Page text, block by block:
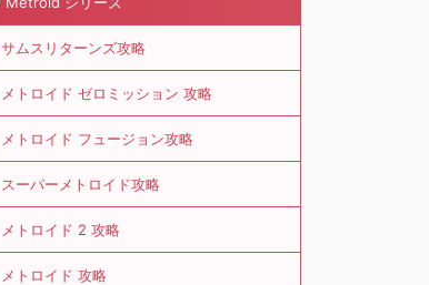
サムスリターンズ攻略
メトロイド ゼロミッション 攻略
メトロイド フュージョン攻略
スーパーメトロイド攻略
メトロイド 2 攻略
メトロイド 攻略